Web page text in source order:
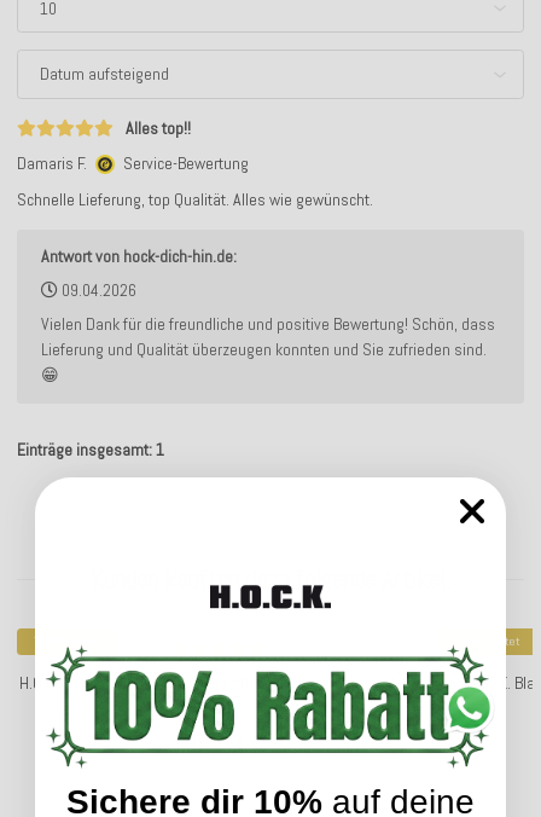
Alles top!!
Damaris F.
Service-Bewertung
Schnelle Lieferung, top Qualität. Alles wie gewünscht.
Antwort von hock-dich-hin.de:
09.04.2026
Vielen Dank für die freundliche und positive Bewertung! Schön, dass
Lieferung und Qualität überzeugen konnten und Sie zufrieden sind.
😁
Einträge insgesamt: 1
Kunden kauften dazu folgende Artikel:
Top bewertet
H.O.C.K. Howy Kissen mit Keder 50x50cm multi beige col. 01
ab28,04 €*
Top bewertet
H.O.C.K.
Sichere dir 10% auf deine